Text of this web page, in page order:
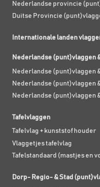
Nederlandse provincie
Duitse Provincie
Internationale landen
Nederlandse (punt)vlaggen
Nederlandse (punt)vlaggen
Nederlandse (punt)vlaggen
Nederlandse (punt)vlaggen
Tafelvlaggen
Tafelvlag + kunststof houder
Vlaggetjes tafelvlag
Tafelstandaard (mastjes en
Dorp- Regio- & Stad